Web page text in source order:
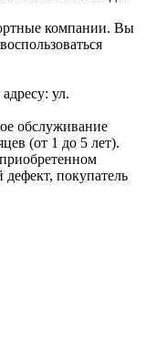
компании. Вы
ул.
обслуживание
(от 1 до 5 лет).
покупатель